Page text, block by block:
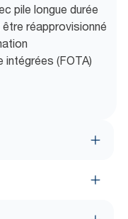
pile longue durée
réapprovisionné
intégrées (FOTA)